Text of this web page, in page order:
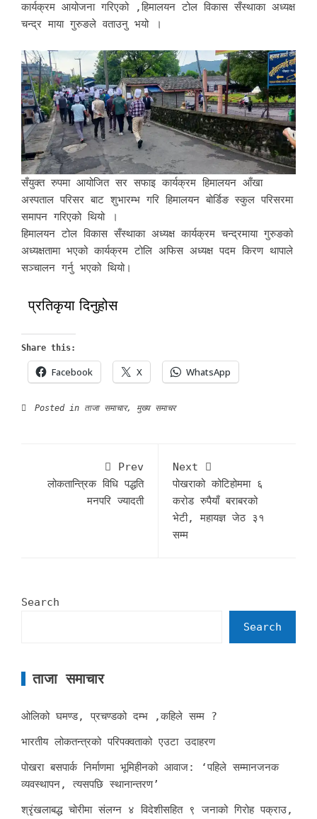
कार्यक्रम आयोजना गरिएको ,हिमालयन टोल विकास सँस्थाका अध्यक्ष
चन्द्र माया गुरुङले वताउनु भयो ।
सँयुक्त रुपमा आयोजित सर सफाइ कार्यक्रम हिमालयन आँखा
अस्पताल परिसर बाट शुभारम्भ गरि हिमालयन बोर्डिङ स्कुल परिसरमा
समापन गरिएको थियो ।
हिमालयन टोल विकास सँस्थाका अध्यक्ष कार्यक्रम चन्द्रमाया गुरुङको
अध्यक्षतामा भएको कार्यक्रम टोलि अफिस अध्यक्ष पदम किरण थापाले
सञ्चालन गर्नु भएको थियो।
प्रतिकृया दिनुहोस
Share this:
Facebook X WhatsApp
Posted in ताजा समाचार, मुख्य समाचर
Prev
लोकतान्त्रिक विधि पद्धति
मनपरि ज्यादती
Next
पोखराको कोटिहोममा ६
करोड रुपैयाँ बराबरको
भेटी, महायज्ञ जेठ ३१
सम्म
Search
Search
ताजा समाचार
ओलिको घमण्ड, प्रचण्डको दम्भ ,कहिले सम्म ?
भारतीय लोकतन्त्रको परिपक्वताको एउटा उदाहरण
पोखरा बसपार्क निर्माणमा भूमिहीनको आवाज: ‘पहिले सम्मानजनक
व्यवस्थापन, त्यसपछि स्थानान्तरण’
श्रृंखलाबद्ध चोरीमा संलग्न ४ विदेशीसहित ९ जनाको गिरोह पक्राउ,